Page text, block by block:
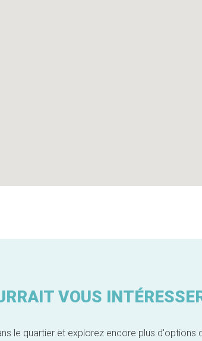
VOUS
le quartier et explorez encore plus d'options